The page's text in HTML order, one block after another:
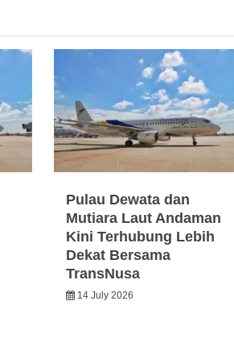
Pulau Dewata dan
Mutiara Laut Andaman
Kini Terhubung Lebih
Dekat Bersama
TransNusa
14 July 2026